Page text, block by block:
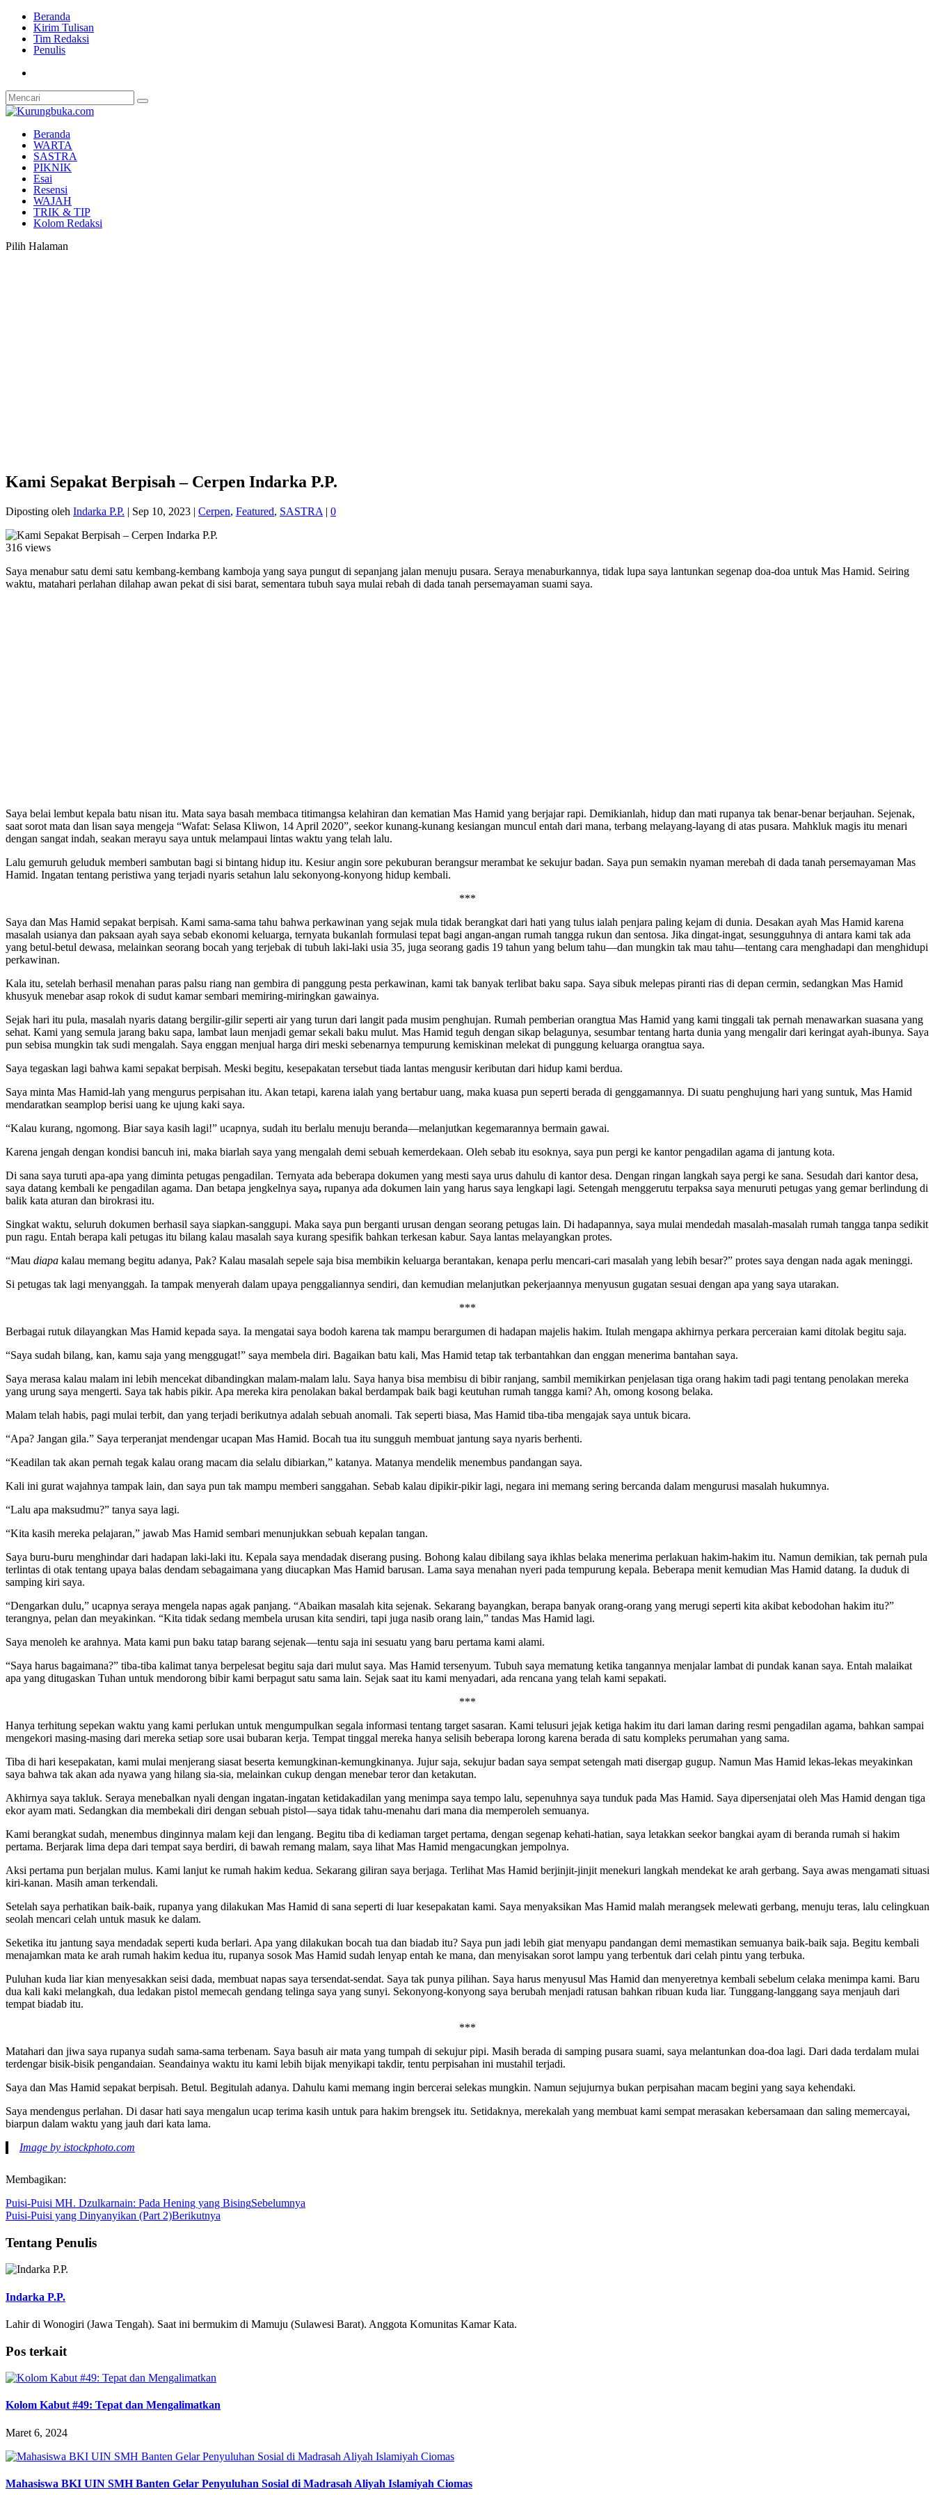
Beranda
Kirim Tulisan
Tim Redaksi
Penulis
Beranda
WARTA
SASTRA
PIKNIK
Esai
Resensi
WAJAH
TRIK & TIP
Kolom Redaksi
Pilih Halaman
Kami Sepakat Berpisah – Cerpen Indarka P.P.
Diposting oleh Indarka P.P. | Sep 10, 2023 | Cerpen, Featured, SASTRA | 0
316 views
Saya menabur satu demi satu kembang-kembang kamboja yang saya pungut di sepanjang jalan menuju pusara. Seraya menaburkannya, tidak lupa saya lantunkan segenap doa-doa untuk Mas Hamid. Seiring
waktu, matahari perlahan dilahap awan pekat di sisi barat, sementara tubuh saya mulai rebah di dada tanah persemayaman suami saya.
Saya belai lembut kepala batu nisan itu. Mata saya basah membaca titimangsa kelahiran dan kematian Mas Hamid yang berjajar rapi. Demikianlah, hidup dan mati rupanya tak benar-benar berjauhan. Sejenak,
saat sorot mata dan lisan saya mengeja “Wafat: Selasa Kliwon, 14 April 2020”, seekor kunang-kunang kesiangan muncul entah dari mana, terbang melayang-layang di atas pusara. Mahkluk magis itu menari
dengan sangat indah, seakan merayu saya untuk melampaui lintas waktu yang telah lalu.
Lalu gemuruh geluduk memberi sambutan bagi si bintang hidup itu. Kesiur angin sore pekuburan berangsur merambat ke sekujur badan. Saya pun semakin nyaman merebah di dada tanah persemayaman Mas
Hamid. Ingatan tentang peristiwa yang terjadi nyaris setahun lalu sekonyong-konyong hidup kembali.
***
Saya dan Mas Hamid sepakat berpisah. Kami sama-sama tahu bahwa perkawinan yang sejak mula tidak berangkat dari hati yang tulus ialah penjara paling kejam di dunia. Desakan ayah Mas Hamid karena
masalah usianya dan paksaan ayah saya sebab ekonomi keluarga, ternyata bukanlah formulasi tepat bagi angan-angan rumah tangga rukun dan sentosa. Jika dingat-ingat, sesungguhnya di antara kami tak ada
yang betul-betul dewasa, melainkan seorang bocah yang terjebak di tubuh laki-laki usia 35, juga seorang gadis 19 tahun yang belum tahu—dan mungkin tak mau tahu—tentang cara menghadapi dan menghidupi
perkawinan.
Kala itu, setelah berhasil menahan paras palsu riang nan gembira di panggung pesta perkawinan, kami tak banyak terlibat baku sapa. Saya sibuk melepas piranti rias di depan cermin, sedangkan Mas Hamid
khusyuk menebar asap rokok di sudut kamar sembari memiring-miringkan gawainya.
Sejak hari itu pula, masalah nyaris datang bergilir-gilir seperti air yang turun dari langit pada musim penghujan. Rumah pemberian orangtua Mas Hamid yang kami tinggali tak pernah menawarkan suasana yang
sehat. Kami yang semula jarang baku sapa, lambat laun menjadi gemar sekali baku mulut. Mas Hamid teguh dengan sikap belagunya, sesumbar tentang harta dunia yang mengalir dari keringat ayah-ibunya. Saya
pun sebisa mungkin tak sudi mengalah. Saya enggan menjual harga diri meski sebenarnya tempurung kemiskinan melekat di punggung keluarga orangtua saya.
Saya tegaskan lagi bahwa kami sepakat berpisah. Meski begitu, kesepakatan tersebut tiada lantas mengusir keributan dari hidup kami berdua.
Saya minta Mas Hamid-lah yang mengurus perpisahan itu. Akan tetapi, karena ialah yang bertabur uang, maka kuasa pun seperti berada di genggamannya. Di suatu penghujung hari yang suntuk, Mas Hamid
mendaratkan seamplop berisi uang ke ujung kaki saya.
“Kalau kurang, ngomong. Biar saya kasih lagi!” ucapnya, sudah itu berlalu menuju beranda—melanjutkan kegemarannya bermain gawai.
Karena jengah dengan kondisi bancuh ini, maka biarlah saya yang mengalah demi sebuah kemerdekaan. Oleh sebab itu esoknya, saya pun pergi ke kantor pengadilan agama di jantung kota.
Di sana saya turuti apa-apa yang diminta petugas pengadilan. Ternyata ada beberapa dokumen yang mesti saya urus dahulu di kantor desa. Dengan ringan langkah saya pergi ke sana. Sesudah dari kantor desa,
saya datang kembali ke pengadilan agama. Dan betapa jengkelnya saya, rupanya ada dokumen lain yang harus saya lengkapi lagi. Setengah menggerutu terpaksa saya menuruti petugas yang gemar berlindung di
balik kata aturan dan birokrasi itu.
Singkat waktu, seluruh dokumen berhasil saya siapkan-sanggupi. Maka saya pun berganti urusan dengan seorang petugas lain. Di hadapannya, saya mulai mendedah masalah-masalah rumah tangga tanpa sedikit
pun ragu. Entah berapa kali petugas itu bilang kalau masalah saya kurang spesifik bahkan terkesan kabur. Saya lantas melayangkan protes.
“Mau diapa kalau memang begitu adanya, Pak? Kalau masalah sepele saja bisa membikin keluarga berantakan, kenapa perlu mencari-cari masalah yang lebih besar?” protes saya dengan nada agak meninggi.
Si petugas tak lagi menyanggah. Ia tampak menyerah dalam upaya penggaliannya sendiri, dan kemudian melanjutkan pekerjaannya menyusun gugatan sesuai dengan apa yang saya utarakan.
***
Berbagai rutuk dilayangkan Mas Hamid kepada saya. Ia mengatai saya bodoh karena tak mampu berargumen di hadapan majelis hakim. Itulah mengapa akhirnya perkara perceraian kami ditolak begitu saja.
“Saya sudah bilang, kan, kamu saja yang menggugat!” saya membela diri. Bagaikan batu kali, Mas Hamid tetap tak terbantahkan dan enggan menerima bantahan saya.
Saya merasa kalau malam ini lebih mencekat dibandingkan malam-malam lalu. Saya hanya bisa membisu di bibir ranjang, sambil memikirkan penjelasan tiga orang hakim tadi pagi tentang penolakan mereka
yang urung saya mengerti. Saya tak habis pikir. Apa mereka kira penolakan bakal berdampak baik bagi keutuhan rumah tangga kami? Ah, omong kosong belaka.
Malam telah habis, pagi mulai terbit, dan yang terjadi berikutnya adalah sebuah anomali. Tak seperti biasa, Mas Hamid tiba-tiba mengajak saya untuk bicara.
“Apa? Jangan gila.” Saya terperanjat mendengar ucapan Mas Hamid. Bocah tua itu sungguh membuat jantung saya nyaris berhenti.
“Keadilan tak akan pernah tegak kalau orang macam dia selalu dibiarkan,” katanya. Matanya mendelik menembus pandangan saya.
Kali ini gurat wajahnya tampak lain, dan saya pun tak mampu memberi sanggahan. Sebab kalau dipikir-pikir lagi, negara ini memang sering bercanda dalam mengurusi masalah hukumnya.
“Lalu apa maksudmu?” tanya saya lagi.
“Kita kasih mereka pelajaran,” jawab Mas Hamid sembari menunjukkan sebuah kepalan tangan.
Saya buru-buru menghindar dari hadapan laki-laki itu. Kepala saya mendadak diserang pusing. Bohong kalau dibilang saya ikhlas belaka menerima perlakuan hakim-hakim itu. Namun demikian, tak pernah pula
terlintas di otak tentang upaya balas dendam sebagaimana yang diucapkan Mas Hamid barusan. Lama saya menahan nyeri pada tempurung kepala. Beberapa menit kemudian Mas Hamid datang. Ia duduk di
samping kiri saya.
“Dengarkan dulu,” ucapnya seraya mengela napas agak panjang. “Abaikan masalah kita sejenak. Sekarang bayangkan, berapa banyak orang-orang yang merugi seperti kita akibat kebodohan hakim itu?”
terangnya, pelan dan meyakinkan. “Kita tidak sedang membela urusan kita sendiri, tapi juga nasib orang lain,” tandas Mas Hamid lagi.
Saya menoleh ke arahnya. Mata kami pun baku tatap barang sejenak—tentu saja ini sesuatu yang baru pertama kami alami.
“Saya harus bagaimana?” tiba-tiba kalimat tanya berpelesat begitu saja dari mulut saya. Mas Hamid tersenyum. Tubuh saya mematung ketika tangannya menjalar lambat di pundak kanan saya. Entah malaikat
apa yang ditugaskan Tuhan untuk mendorong bibir kami berpagut satu sama lain. Sejak saat itu kami menyadari, ada rencana yang telah kami sepakati.
***
Hanya terhitung sepekan waktu yang kami perlukan untuk mengumpulkan segala informasi tentang target sasaran. Kami telusuri jejak ketiga hakim itu dari laman daring resmi pengadilan agama, bahkan sampai
mengekori masing-masing dari mereka setiap sore usai bubaran kerja. Tempat tinggal mereka hanya selisih beberapa lorong karena berada di satu kompleks perumahan yang sama.
Tiba di hari kesepakatan, kami mulai menjerang siasat beserta kemungkinan-kemungkinanya. Jujur saja, sekujur badan saya sempat setengah mati disergap gugup. Namun Mas Hamid lekas-lekas meyakinkan
saya bahwa tak akan ada nyawa yang hilang sia-sia, melainkan cukup dengan menebar teror dan ketakutan.
Akhirnya saya takluk. Seraya menebalkan nyali dengan ingatan-ingatan ketidakadilan yang menimpa saya tempo lalu, sepenuhnya saya tunduk pada Mas Hamid. Saya dipersenjatai oleh Mas Hamid dengan tiga
ekor ayam mati. Sedangkan dia membekali diri dengan sebuah pistol—saya tidak tahu-menahu dari mana dia memperoleh semuanya.
Kami berangkat sudah, menembus dinginnya malam keji dan lengang. Begitu tiba di kediaman target pertama, dengan segenap kehati-hatian, saya letakkan seekor bangkai ayam di beranda rumah si hakim
pertama. Berjarak lima depa dari tempat saya berdiri, di bawah remang malam, saya lihat Mas Hamid mengacungkan jempolnya.
Aksi pertama pun berjalan mulus. Kami lanjut ke rumah hakim kedua. Sekarang giliran saya berjaga. Terlihat Mas Hamid berjinjit-jinjit menekuri langkah mendekat ke arah gerbang. Saya awas mengamati situasi
kiri-kanan. Masih aman terkendali.
Setelah saya perhatikan baik-baik, rupanya yang dilakukan Mas Hamid di sana seperti di luar kesepakatan kami. Saya menyaksikan Mas Hamid malah merangsek melewati gerbang, menuju teras, lalu celingkuan
seolah mencari celah untuk masuk ke dalam.
Seketika itu jantung saya mendadak seperti kuda berlari. Apa yang dilakukan bocah tua dan biadab itu? Saya pun jadi lebih giat menyapu pandangan demi memastikan semuanya baik-baik saja. Begitu kembali
menajamkan mata ke arah rumah hakim kedua itu, rupanya sosok Mas Hamid sudah lenyap entah ke mana, dan menyisakan sorot lampu yang terbentuk dari celah pintu yang terbuka.
Puluhan kuda liar kian menyesakkan seisi dada, membuat napas saya tersendat-sendat. Saya tak punya pilihan. Saya harus menyusul Mas Hamid dan menyeretnya kembali sebelum celaka menimpa kami. Baru
dua kali kaki melangkah, dua ledakan pistol memecah gendang telinga saya yang sunyi. Sekonyong-konyong saya berubah menjadi ratusan bahkan ribuan kuda liar. Tunggang-langgang saya menjauh dari
tempat biadab itu.
***
Matahari dan jiwa saya rupanya sudah sama-sama terbenam. Saya basuh air mata yang tumpah di sekujur pipi. Masih berada di samping pusara suami, saya melantunkan doa-doa lagi. Dari dada terdalam mulai
terdengar bisik-bisik pengandaian. Seandainya waktu itu kami lebih bijak menyikapi takdir, tentu perpisahan ini mustahil terjadi.
Saya dan Mas Hamid sepakat berpisah. Betul. Begitulah adanya. Dahulu kami memang ingin bercerai selekas mungkin. Namun sejujurnya bukan perpisahan macam begini yang saya kehendaki.
Saya mendengus perlahan. Di dasar hati saya mengalun ucap terima kasih untuk para hakim brengsek itu. Setidaknya, merekalah yang membuat kami sempat merasakan kebersamaan dan saling memercayai,
biarpun dalam waktu yang jauh dari kata lama.
Image by istockphoto.com
Membagikan:
Puisi-Puisi MH. Dzulkarnain: Pada Hening yang BisingSebelumnya
Puisi-Puisi yang Dinyanyikan (Part 2)Berikutnya
Tentang Penulis
Indarka P.P.
Lahir di Wonogiri (Jawa Tengah). Saat ini bermukim di Mamuju (Sulawesi Barat). Anggota Komunitas Kamar Kata.
Pos terkait
Kolom Kabut #49: Tepat dan Mengalimatkan
Maret 6, 2024
Mahasiswa BKI UIN SMH Banten Gelar Penyuluhan Sosial di Madrasah Aliyah Islamiyah Ciomas